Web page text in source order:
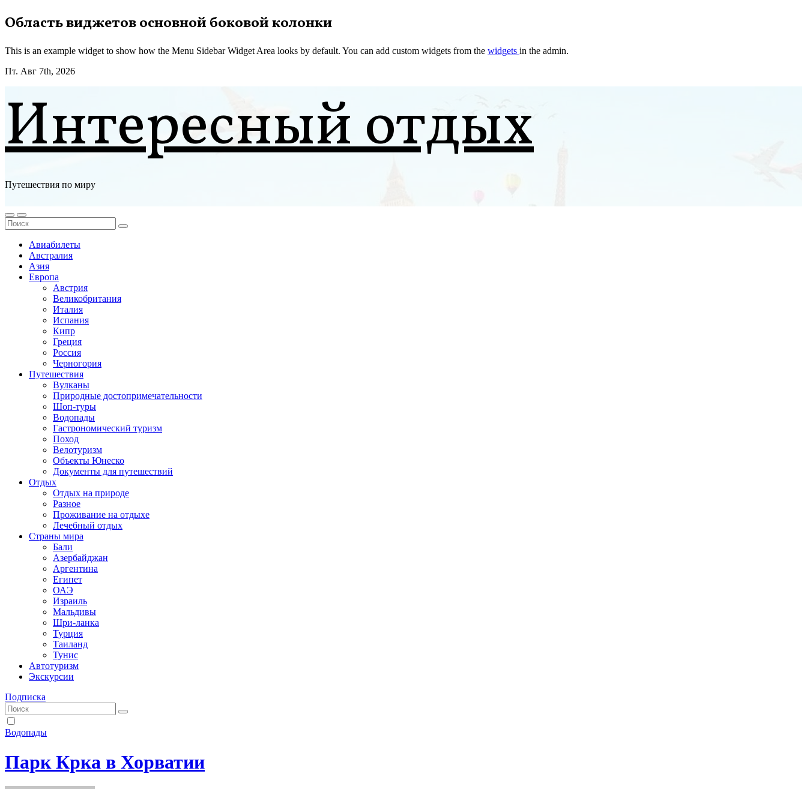
Перейти
к
Область виджетов основной боковой колонки
This is an example widget to show how the Menu Sidebar Widget Area looks by default. You can add custom widgets from the widgets in the admin.
Пт. Авг 7th, 2026
Интересный отдых
Путешествия по миру
Авиабилеты
Австралия
Азия
Европа
Австрия
Великобритания
Италия
Испания
Кипр
Греция
Россия
Черногория
Путешествия
Вулканы
Природные достопримечательности
Шоп-туры
Водопады
Гастрономический туризм
Поход
Велотуризм
Объекты Юнеско
Документы для путешествий
Отдых
Отдых на природе
Разное
Проживание на отдыхе
Лечебный отдых
Страны мира
Бали
Азербайджан
Аргентина
Египет
ОАЭ
Израиль
Мальдивы
Шри-ланка
Турция
Таиланд
Тунис
Автотуризм
Экскурсии
Подписка
Водопады
Парк Крка в Хорватии